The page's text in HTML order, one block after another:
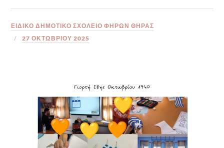
ΕΙΔΙΚΟ ΔΗΜΟΤΙΚΟ ΣΧΟΛΕΙΟ ΦΗΡΩΝ ΘΗΡΑΣ
27 ΟΚΤΩΒΡΊΟΥ 2025